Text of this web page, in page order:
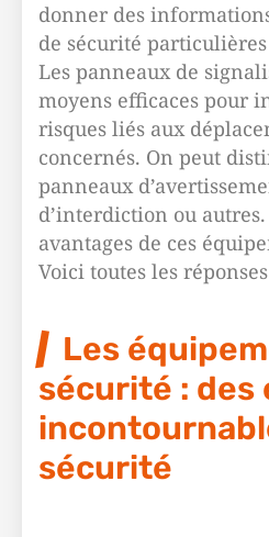
donner des
de sécurité
Les panneaux de
moyens efficaces pour
risques liés aux
concernés. On peut
panneaux
d’interdiction ou
avantages de ces
Voici toutes les
Les
sécurité : des
sécurité